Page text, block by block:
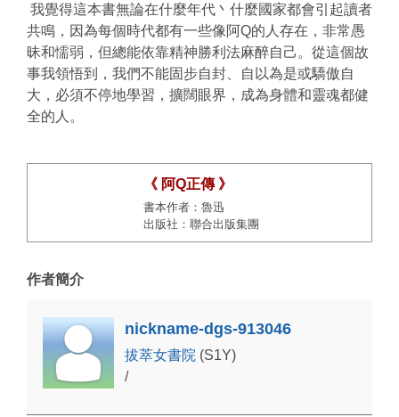
我覺得這本書無論在什麼年代丶什麼國家都會引起讀者
共鳴，因為每個時代都有一些像阿Q的人存在，非常愚
昧和懦弱，但總能依靠精神勝利法麻醉自己。從這個故
事我領悟到，我們不能固步自封、自以為是或驕傲自
大，必須不停地學習，擴闊眼界，成為身體和靈魂都健
全的人。
《 阿Q正傳 》
書本作者：魯迅
出版社：聯合出版集團
作者簡介
nickname-dgs-913046
拔萃女書院 (S1Y)
/